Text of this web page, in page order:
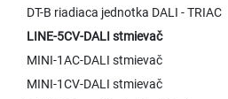
DT-B riadiaca jednotka DALI - TRIAC
LINE-5CV-DALI stmievač
MINI-1AC-DALI stmievač
MINI-1CV-DALI stmievač